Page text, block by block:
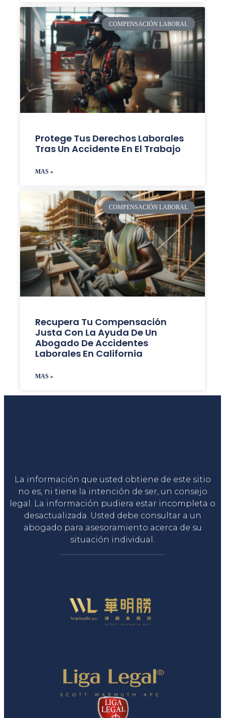
COMPENSACIÓN LABORAL
Protege Tus Derechos Laborales
Tras Un Accidente En El Trabajo
MAS »
COMPENSACIÓN LABORAL
Recupera Tu Compensación
Justa Con La Ayuda De Un
Abogado De Accidentes
Laborales En California
MAS »
La información que usted obtiene de este sitio
no es, ni tiene la intención de ser, un consejo
legal. La información pudiera estar incompleta o
desactualizada. Usted debe consultar a un
abogado para asesoramiento acerca de su
situación individual.